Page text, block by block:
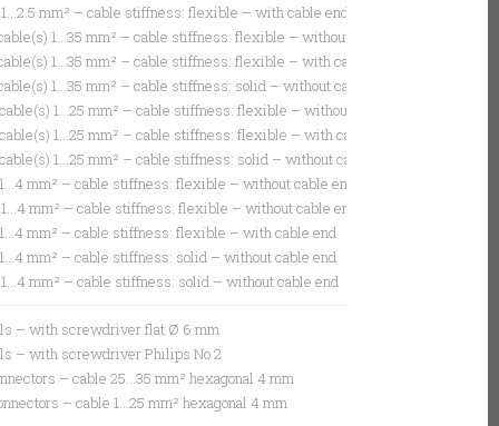
mm² – cable stiffness: flexible – with cable end
1…35 mm² – cable stiffness: flexible – without cable end
1…35 mm² – cable stiffness: flexible – with cable end
1…35 mm² – cable stiffness: solid – without cable end
1…25 mm² – cable stiffness: flexible – without cable end
1…25 mm² – cable stiffness: flexible – with cable end
1…25 mm² – cable stiffness: solid – without cable end
mm² – cable stiffness: flexible – without cable end
mm² – cable stiffness: flexible – without cable end
mm² – cable stiffness: flexible – with cable end
mm² – cable stiffness: solid – without cable end
mm² – cable stiffness: solid – without cable end
– with screwdriver flat Ø 6 mm
– with screwdriver Philips No 2
– cable 25…35 mm² hexagonal 4 mm
– cable 1…25 mm² hexagonal 4 mm